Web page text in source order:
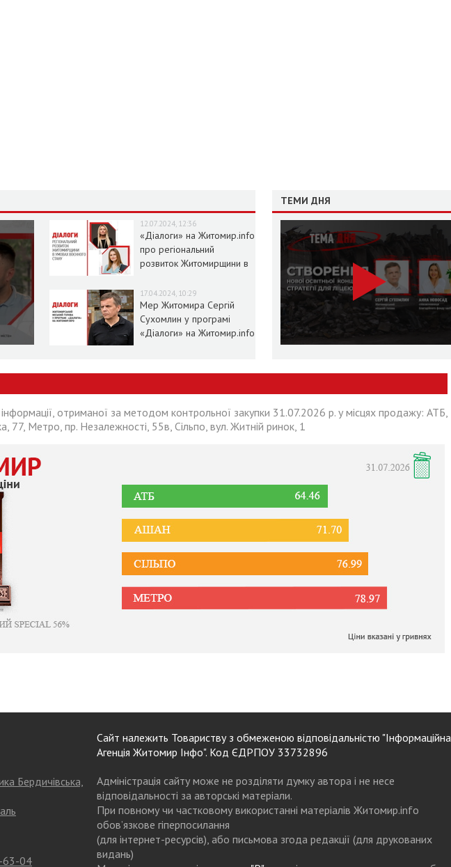
12.07.2024, 12:36
«Діалоги» на Житомир.info
про регіональний
розвиток Житомирщини в
17.04.2024, 10:29
Мер Житомира Сергій
Сухомлин у програмі
«Діалоги» на Житомир.info
ТЕМИ ДНЯ
отриманої за методом контрольної закупки 31.07.2026 р. у місцях продажу: АТБ,
77, Метро, пр. Незалежності, 55в, Сільпо, вул. Житній ринок, 1
Бердичівська,
63-04
Сайт належить Товариству з обмеженою відповідальністю "Інформаційна
Агенція Житомир Інфо". Код ЄДРПОУ 33732896
Адміністрація сайту може не розділяти думку автора і не несе
відповідальності за авторські матеріали.
При повному чи частковому використанні матеріалів Житомир.info
обов’язкове гіперпосилання
(для інтернет-ресурсів), або письмова згода редакції (для друкованих
видань)